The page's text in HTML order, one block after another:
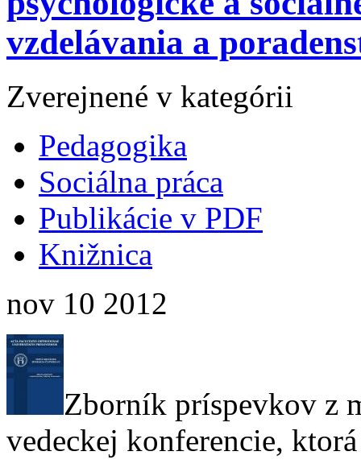
vzdelávania a
Zverejnené v kategórii
Pedagogika
Sociálna práca
Publikácie v PDF
Knižnica
nov 10 2012
Zborník príspevkov z
vedeckej konferencie,